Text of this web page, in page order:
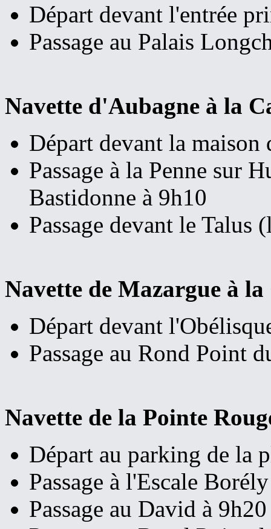
Départ devant l'entrée
Passage au Palais
Navette d'Aubagne à la
Départ devant la maison
Passage à la Penne sur
Bastidonne à 9h10
Passage devant le Talus
Navette de Mazargue à
Départ devant
Passage au Rond Point
Navette de la Pointe
Départ au parking de la
Passage à l'Escale
Passage au David à 9h20